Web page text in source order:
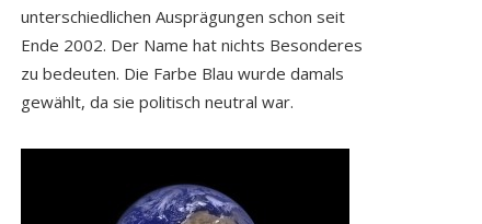
unterschiedlichen Ausprägungen schon seit
Ende 2002. Der Name hat nichts Besonderes
zu bedeuten. Die Farbe Blau wurde damals
gewählt, da sie politisch neutral war.